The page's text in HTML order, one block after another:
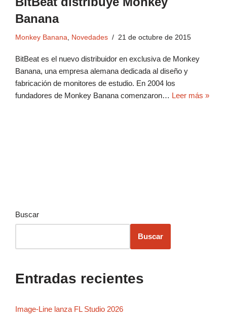
Banana
Monkey Banana Novedades 21 de octubre de 2015
BitBeat es el nuevo distribuidor en exclusiva de Monkey
Banana, una empresa alemana dedicada al diseño y
fabricación de monitores de estudio. En 2004 los
fundadores de Monkey Banana comenzaron… Leer más »
Buscar
Buscar
Entradas recientes
Image-Line lanza FL Studio 2026